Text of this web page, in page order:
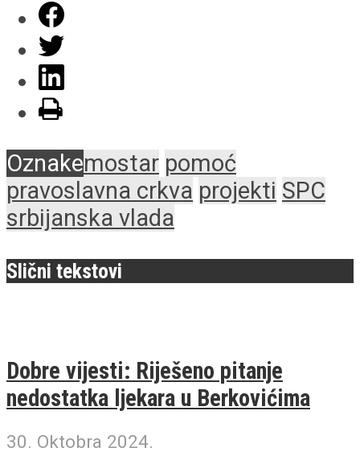
Oznakemostar pomoć
pravoslavna crkva projekti SPC
srbijanska vlada
Slični tekstovi
Dobre vijesti: Riješeno pitanje
nedostatka ljekara u Berkovićima
30. Oktobra 2024.